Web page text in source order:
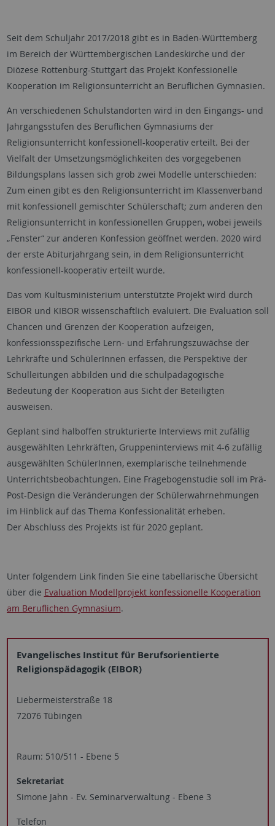
Seit dem Schuljahr 2017/2018 gibt es in Baden-Württemberg
im Bereich der Württembergischen Landeskirche und der
Diözese Rottenburg-Stuttgart das Projekt Konfessionelle
Kooperation im Religionsunterricht an Beruflichen Gymnasien.
An verschiedenen Schulstandorten wird in den Eingangs- und
Jahrgangsstufen des Beruflichen Gymnasiums der
Religionsunterricht konfessionell-kooperativ erteilt. Bei der
Vielfalt der Umsetzungsmöglichkeiten des vorgegebenen
Bildungsplans lassen sich grob zwei Modelle unterschieden:
Zum einen gibt es den Religionsunterricht im Klassenverband
mit konfessionell gemischter Schülerschaft; zum anderen den
Religionsunterricht in konfessionellen Gruppen, wobei jeweils
„Fenster“ zur anderen Konfession geöffnet werden. 2020 wird
der erste Abiturjahrgang sein, in dem Religionsunterricht
konfessionell-kooperativ erteilt wurde.
Das vom Kultusministerium unterstützte Projekt wird durch
EIBOR und KIBOR wissenschaftlich evaluiert. Die Evaluation soll
Chancen und Grenzen der Kooperation aufzeigen,
konfessionsspezifische Lern- und Erfahrungszuwächse der
Lehrkräfte und SchülerInnen erfassen, die Perspektive der
Schulleitungen abbilden und die schulpädagogische
Bedeutung der Kooperation aus Sicht der Beteiligten
ausweisen.
Geplant sind halboffen strukturierte Interviews mit zufällig
ausgewählten Lehrkräften, Gruppeninterviews mit 4-6 zufällig
ausgewählten SchülerInnen, exemplarische teilnehmende
Unterrichtsbeobachtungen. Eine Fragebogenstudie soll im Prä-
Post-Design die Veränderungen der Schülerwahrnehmungen
im Hinblick auf das Thema Konfessionalität erheben.
Der Abschluss des Projekts ist für 2020 geplant.
Unter folgendem Link finden Sie eine tabellarische Übersicht
über die Evaluation Modellprojekt konfessionelle Kooperation
am Beruflichen Gymnasium.
Evangelisches Institut für Berufsorientierte
Religionspädagogik (EIBOR)
Liebermeisterstraße 18
72076 Tübingen
Raum: 510/511 - Ebene 5
Sekretariat
Simone Jahn - Ev. Seminarverwaltung - Ebene 3
Telefon